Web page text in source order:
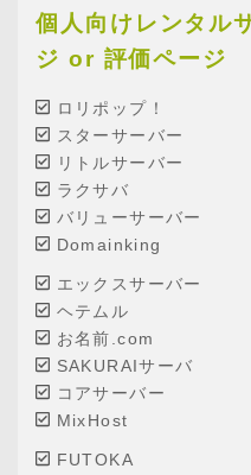
個人向けレンタル
ジ or 評価ページ
ロリポップ！
スターサーバー
リトルサーバー
ラクサバ
バリューサーバー
Domainking
エックスサーバー
ヘテムル
お名前.com
SAKURAIサーバ
コアサーバー
MixHost
FUTOKA